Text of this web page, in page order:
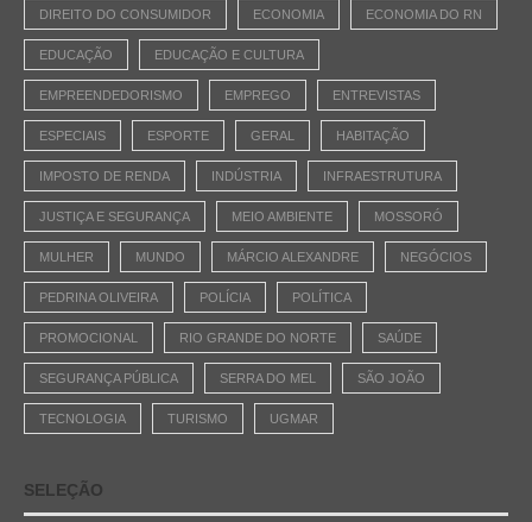
DIREITO DO CONSUMIDOR ECONOMIA ECONOMIA DO RN
EDUCAÇÃO EDUCAÇÃO E CULTURA
EMPREENDEDORISMO EMPREGO ENTREVISTAS
ESPECIAIS ESPORTE GERAL HABITAÇÃO
IMPOSTO DE RENDA INDÚSTRIA INFRAESTRUTURA
JUSTIÇA E SEGURANÇA MEIO AMBIENTE MOSSORÓ
MULHER MUNDO MÁRCIO ALEXANDRE NEGÓCIOS
PEDRINA OLIVEIRA POLÍCIA POLÍTICA
PROMOCIONAL RIO GRANDE DO NORTE SAÚDE
SEGURANÇA PÚBLICA SERRA DO MEL SÃO JOÃO
TECNOLOGIA TURISMO UGMAR
SELEÇÃO